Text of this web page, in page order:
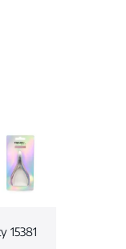
15381